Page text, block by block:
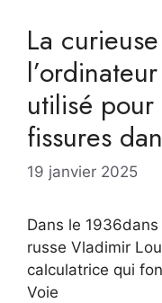
La
utilisé
fissures
19 janvier 2025
Dans le 1936dans
russe Vladimir
calculatrice qui
Voie